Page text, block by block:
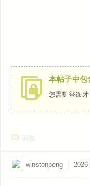
本帖子中包
您需要 登錄 才
回復
winstonpeng